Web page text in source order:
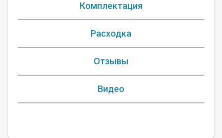
Комплектация
Расходка
Отзывы
Видео